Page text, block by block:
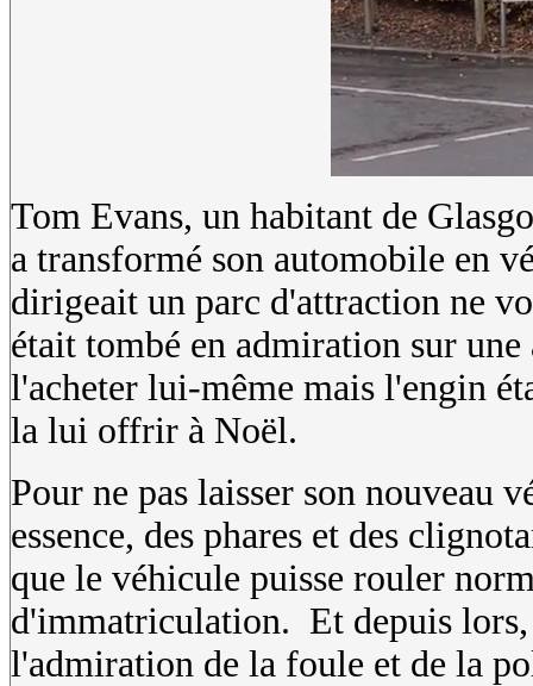
Tom Evans, un habitant de
a transformé son automobile en
dirigeait un parc d'attraction ne
était tombé en admiration sur
l'acheter lui-même mais l'engin
la lui offrir à Noël.
Pour ne pas laisser son nouveau
essence, des phares et des
que le véhicule puisse rouler
d'immatriculation. Et depuis lors,
l'admiration de la foule et de la